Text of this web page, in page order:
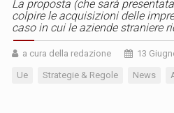
La proposta (che sarà
colpire le acquisizioni delle
caso in cui le aziende straniere
a cura della redazione 13
Ue Strategie & Regole News